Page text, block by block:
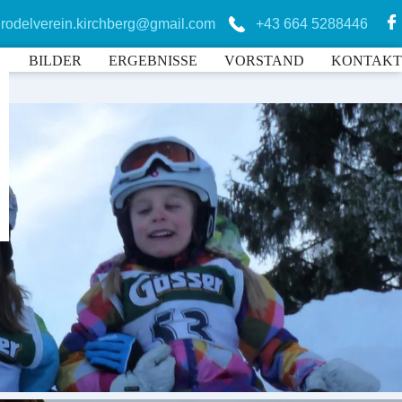
rodelverein.kirchberg@gmail.com +43 664 5288446
BILDER ERGEBNISSE VORSTAND KONTAKT